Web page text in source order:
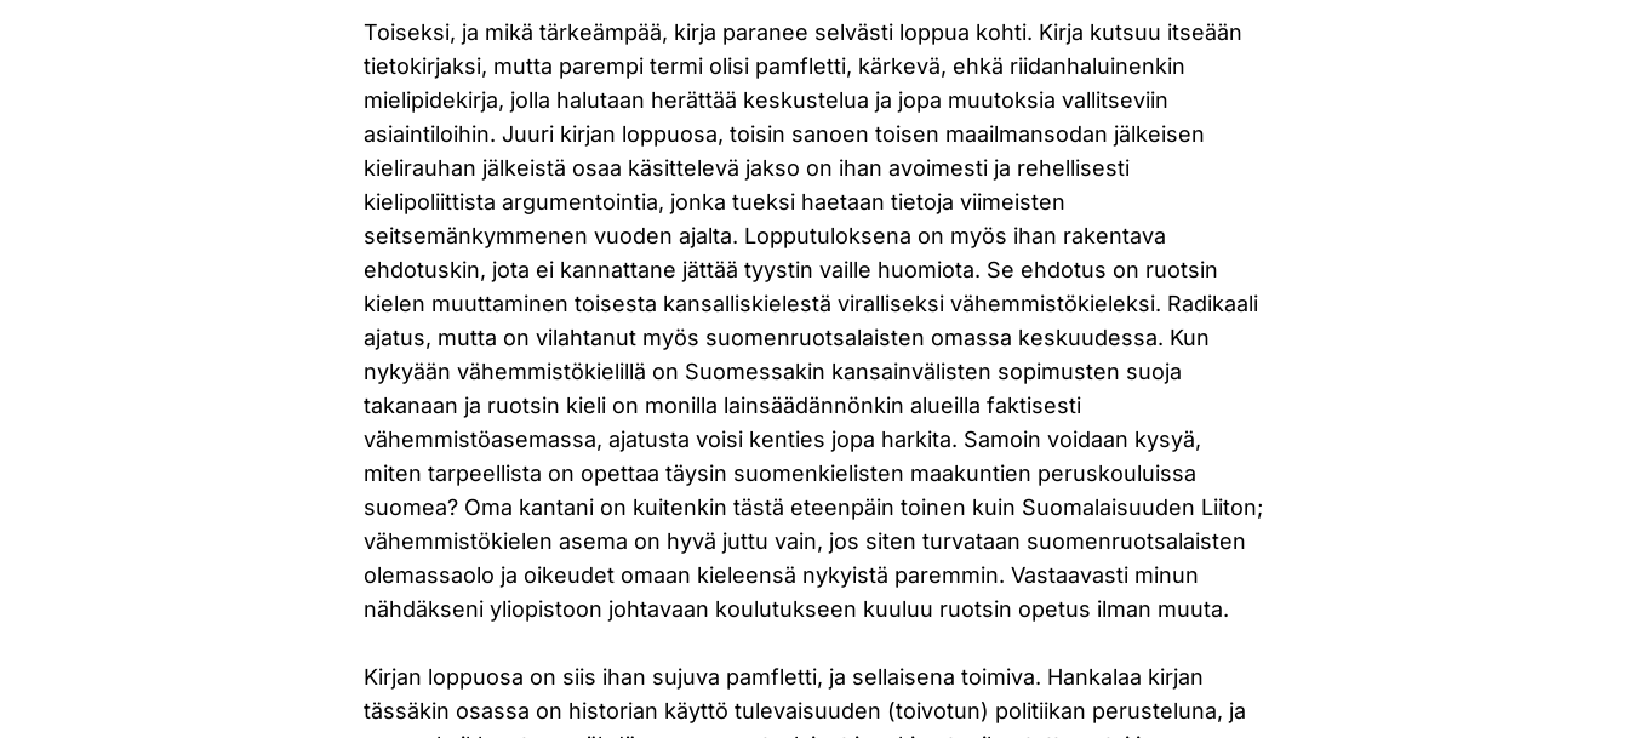
Toiseksi, ja mikä tärkeämpää, kirja paranee selvästi loppua kohti. Kirja kutsuu itseään
tietokirjaksi, mutta parempi termi olisi pamfletti, kärkevä, ehkä riidanhaluinenkin
mielipidekirja, jolla halutaan herättää keskustelua ja jopa muutoksia vallitseviin
asiaintiloihin. Juuri kirjan loppuosa, toisin sanoen toisen maailmansodan jälkeisen
kielirauhan jälkeistä osaa käsittelevä jakso on ihan avoimesti ja rehellisesti
kielipoliittista argumentointia, jonka tueksi haetaan tietoja viimeisten
seitsemänkymmenen vuoden ajalta. Lopputuloksena on myös ihan rakentava
ehdotuskin, jota ei kannattane jättää tyystin vaille huomiota. Se ehdotus on ruotsin
kielen muuttaminen toisesta kansalliskielestä viralliseksi vähemmistökieleksi. Radikaali
ajatus, mutta on vilahtanut myös suomenruotsalaisten omassa keskuudessa. Kun
nykyään vähemmistökielillä on Suomessakin kansainvälisten sopimusten suoja
takanaan ja ruotsin kieli on monilla lainsäädännönkin alueilla faktisesti
vähemmistöasemassa, ajatusta voisi kenties jopa harkita. Samoin voidaan kysyä,
miten tarpeellista on opettaa täysin suomenkielisten maakuntien peruskouluissa
suomea? Oma kantani on kuitenkin tästä eteenpäin toinen kuin Suomalaisuuden Liiton;
vähemmistökielen asema on hyvä juttu vain, jos siten turvataan suomenruotsalaisten
olemassaolo ja oikeudet omaan kieleensä nykyistä paremmin. Vastaavasti minun
nähdäkseni yliopistoon johtavaan koulutukseen kuuluu ruotsin opetus ilman muuta.
Kirjan loppuosa on siis ihan sujuva pamfletti, ja sellaisena toimiva. Hankalaa kirjan
tässäkin osassa on historian käyttö tulevaisuuden (toivotun) politiikan perusteluna, ja